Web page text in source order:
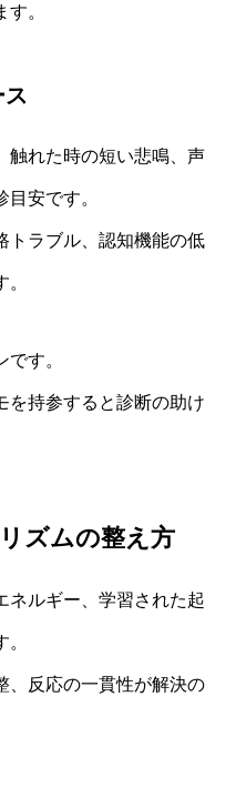
。
ス
触れた時の短い悲鳴、声
安です。
トラブル、認知機能の低
す。
を持参すると診断の助け
ズムの整え方
ネルギー、学習された起
、反応の一貫性が解決の